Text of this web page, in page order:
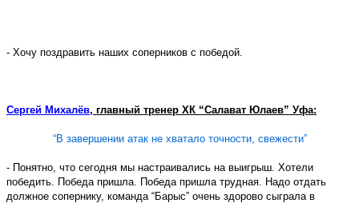
- Хочу поздравить наших соперников с победой.
Сергей Михалёв, главный тренер ХК “Салават Юлаев” Уфа:
“В завершении атак не хватало точности, свежести”
- Понятно, что сегодня мы настраивались на выигрыш. Хотели
победить. Победа пришла. Победа пришла трудная. Надо отдать
должное сопернику, команда “Барыс” очень здорово сыграла в